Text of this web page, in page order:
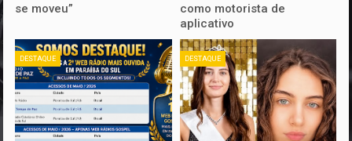
se moveu”
como motorista de
aplicativo
DESTAQUE DESTAQUE